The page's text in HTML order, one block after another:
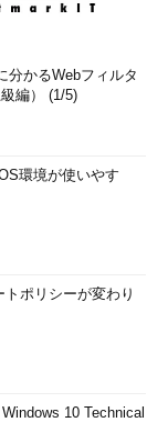
分かるWebフィルタ
編） (1/5)
環境が使いやす
トポリシーが変わり
10 Technical